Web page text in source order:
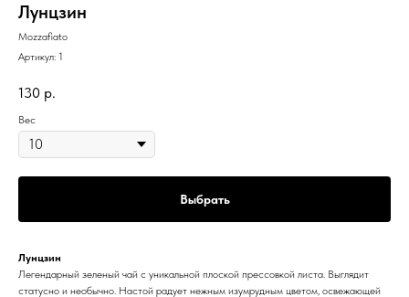
Лунцзин
Mozzafiato
Артикул: 1
130 р.
Вес
Выбрать
Лунцзин
Легендарный зеленый чай с уникальной плоской прессовкой листа. Выглядит
статусно и необычно. Настой радует нежным изумрудным цветом, освежающей